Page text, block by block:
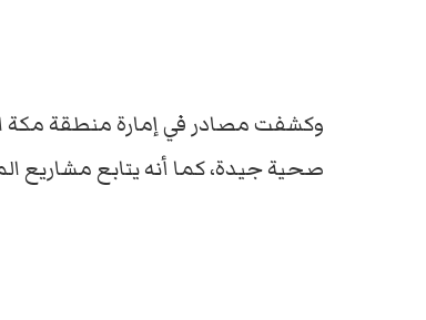
وكشفت مصادر في إمارة منطقة مكة
صحية جيدة، كما أنه يتابع مشاريع